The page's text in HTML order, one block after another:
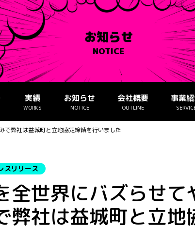
お知らせ
NOTICE
実績
WORKS
お知らせ
NOTICE
会社概要
OUTLINE
事業
で弊社は益城町と立地協定締結を行いました
スリリース
全世界にバズらせて
弊社は益城町と立地